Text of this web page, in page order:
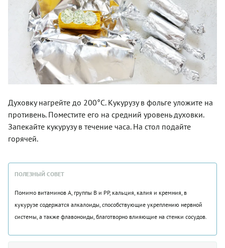
Духовку нагрейте до 200°C. Кукурузу в фольге уложите на
противень. Поместите его на средний уровень духовки.
Запекайте кукурузу в течение часа. На стол подайте
горячей.
ПОЛЕЗНЫЙ СОВЕТ
Помимо витаминов A, группы B и PP, кальция, калия и кремния, в
кукурузе содержатся алкалоиды, способствующие укреплению нервной
системы, а также флавоноиды, благотворно влияющие на стенки сосудов.